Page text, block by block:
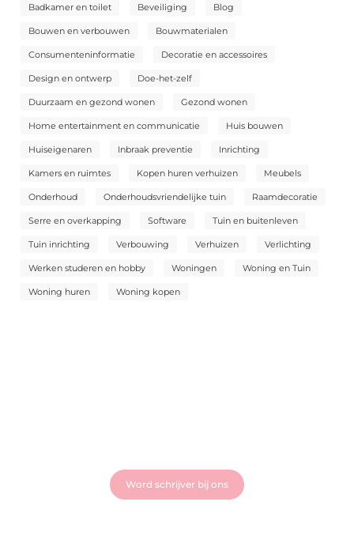
Badkamer en toilet Beveiliging Blog
Bouwen en verbouwen Bouwmaterialen
Consumenteninformatie Decoratie en accessoires
Design en ontwerp Doe-het-zelf
Duurzaam en gezond wonen Gezond wonen
Home entertainment en communicatie Huis bouwen
Huiseigenaren Inbraak preventie Inrichting
Kamers en ruimtes Kopen huren verhuizen Meubels
Onderhoud Onderhoudsvriendelijke tuin Raamdecoratie
Serre en overkapping Software Tuin en buitenleven
Tuin inrichting Verbouwing Verhuizen Verlichting
Werken studeren en hobby Woningen Woning en Tuin
Woning huren Woning kopen
Word schrijver bij ons